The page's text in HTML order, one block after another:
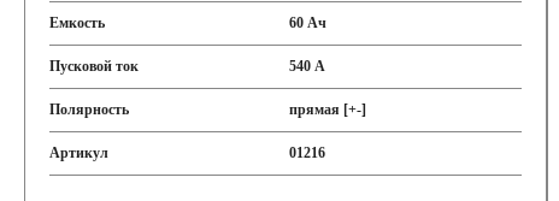
Емкость 60 Ач
Пусковой ток 540 А
Полярность прямая [+-]
Артикул 01216